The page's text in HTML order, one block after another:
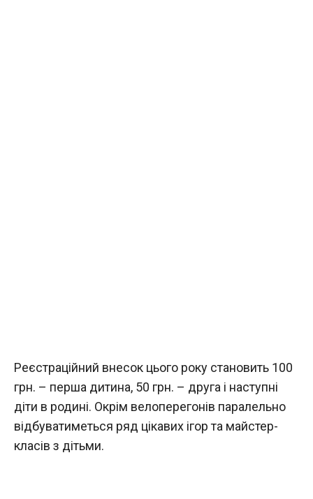
Реєстраційний внесок цього року становить 100
грн. – перша дитина, 50 грн. – друга і наступні
діти в родині. Окрім велоперегонів паралельно
відбуватиметься ряд цікавих ігор та майстер-
класів з дітьми.